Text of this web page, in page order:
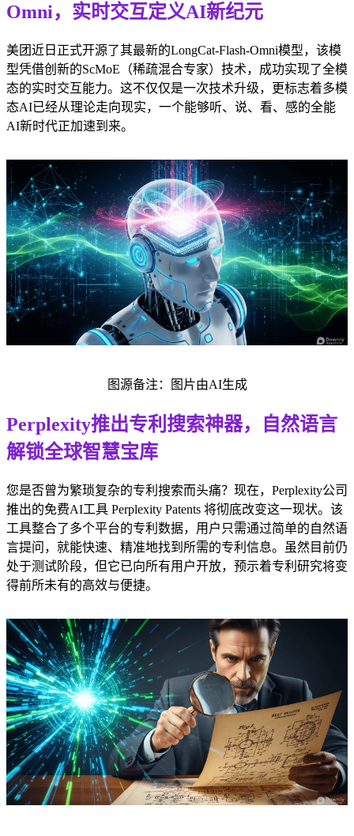
Omni，实时交互定义AI新纪元
美团近日正式开源了其最新的LongCat-Flash-Omni模型，该模
型凭借创新的ScMoE（稀疏混合专家）技术，成功实现了全模
态的实时交互能力。这不仅仅是一次技术升级，更标志着多模
态AI已经从理论走向现实，一个能够听、说、看、感的全能
AI新时代正加速到来。
图源备注：图片由AI生成
Perplexity推出专利搜索神器，自然语言
解锁全球智慧宝库
您是否曾为繁琐复杂的专利搜索而头痛？现在，Perplexity公司
推出的免费AI工具 Perplexity Patents 将彻底改变这一现状。该
工具整合了多个平台的专利数据，用户只需通过简单的自然语
言提问，就能快速、精准地找到所需的专利信息。虽然目前仍
处于测试阶段，但它已向所有用户开放，预示着专利研究将变
得前所未有的高效与便捷。